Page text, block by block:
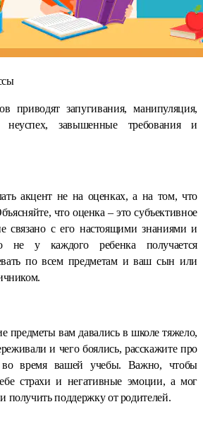
приводят запугивания, манипуляция,
неуспех, завышенные требования и
акцент не на оценках, а на том, что
что оценка – это субъективное
связано с его настоящими знаниями и
не у каждого ребенка получается
по всем предметам и ваш сын или
предметы вам давались в школе тяжело,
и чего боялись, расскажите про
время вашей учебы. Важно, чтобы
страхи и негативные эмоции, а мог
получить поддержку от родителей.